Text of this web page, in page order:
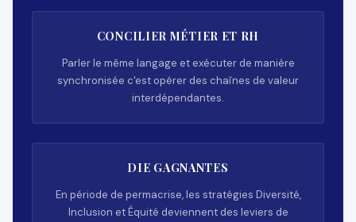
CONCILIER MÉTIER ET RH
Parler le même langage et exécuter de manière
synchronisée c'est opérer des chaînes de valeur
interdépendantes.
DIE GAGNANTES
En période de permacrise, les stratégies Diversité,
Inclusion et Équité deviennent des leviers de